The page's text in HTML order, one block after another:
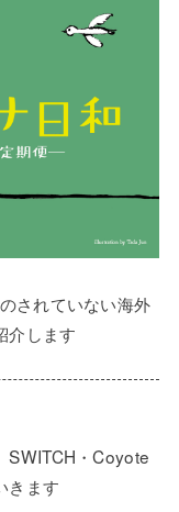
されていない海外
介します
SWITCH・Coyote
きます